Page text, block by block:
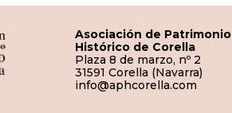
Asociación de Patrimonio
Histórico de Corella
Plaza 8 de marzo, nº 2
31591 Corella (Navarra)
info@aphcorella.com